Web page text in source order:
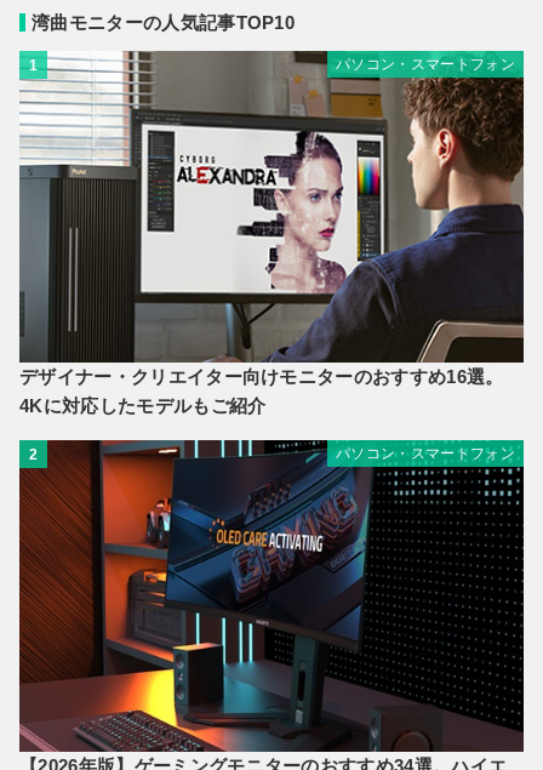
湾曲モニターの人気記事TOP10
1 パソコン・スマートフォン
デザイナー・クリエイター向けモニターのおすすめ16選。
4Kに対応したモデルもご紹介
2 パソコン・スマートフォン